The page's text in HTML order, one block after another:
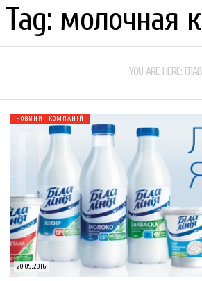
ФРАНЧАЙЗИНГ
Tag: молочная
YOU ARE HERE:
20.09.2016
НОВИНИ КОМПАНІЙ